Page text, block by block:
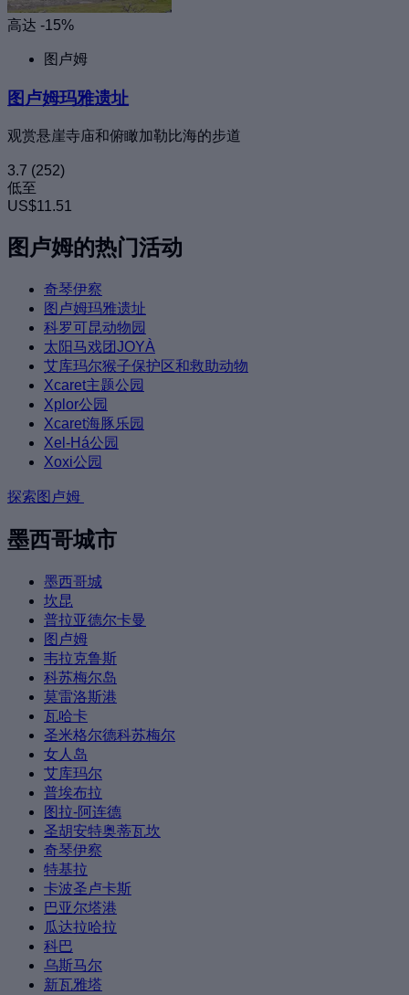
高达 -15%
图卢姆
图卢姆玛雅遗址
观赏悬崖寺庙和俯瞰加勒比海的步道
3.7 (252)
低至
US$11.51
图卢姆的热门活动
奇琴伊察
图卢姆玛雅遗址
科罗可昆动物园
太阳马戏团JOYÀ
艾库玛尔猴子保护区和救助动物
Xcaret主题公园
Xplor公园
Xcaret海豚乐园
Xel-Há公园
Xoxi公园
探索图卢姆
墨西哥城市
墨西哥城
坎昆
普拉亚德尔卡曼
图卢姆
韦拉克鲁斯
科苏梅尔岛
莫雷洛斯港
瓦哈卡
圣米格尔德科苏梅尔
女人岛
艾库玛尔
普埃布拉
图拉-阿连德
圣胡安特奥蒂瓦坎
奇琴伊察
特基拉
卡波圣卢卡斯
巴亚尔塔港
瓜达拉哈拉
科巴
乌斯马尔
新瓦雅塔